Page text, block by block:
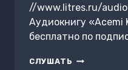
//www.litres.ru/
Аудиокнигу «Acemi
бесплатно по
СЛУШАТЬ ACEMI